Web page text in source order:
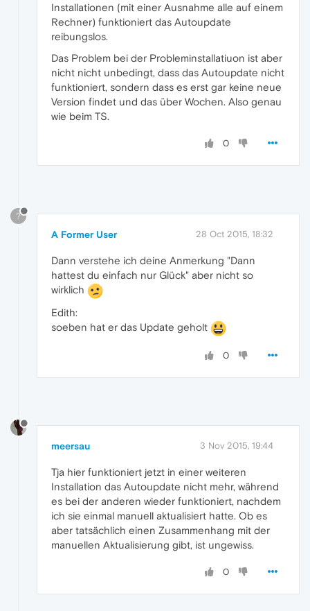
Installationen (mit einer Ausnahme alle auf einem
Rechner) funktioniert das Autoupdate
reibungslos.
Das Problem bei der Probleminstallatiuon ist aber
nicht nicht unbedingt, dass das Autoupdate nicht
funktioniert, sondern dass es erst gar keine neue
Version findet und das über Wochen. Also genau
wie beim TS.
0
?
A Former User 28 Oct 2015, 18:32
Dann verstehe ich deine Anmerkung "Dann
hattest du einfach nur Glück" aber nicht so
wirklich
Edith:
soeben hat er das Update geholt
0
meersau 3 Nov 2015, 19:44
Tja hier funktioniert jetzt in einer weiteren
Installation das Autoupdate nicht mehr, während
es bei der anderen wieder funktioniert, nachdem
ich sie einmal manuell aktualisiert hatte. Ob es
aber tatsächlich einen Zusammenhang mit der
manuellen Aktualisierung gibt, ist ungewiss.
0